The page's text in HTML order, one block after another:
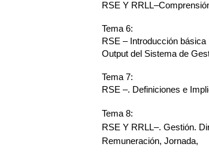
RSE Y
Tema 6:
RSE – Introducción
Output del Sistema de
Tema 7:
RSE –. Definiciones e
Tema 8:
RSE Y RRLL–. Gestión.
Remuneración, Jornada,